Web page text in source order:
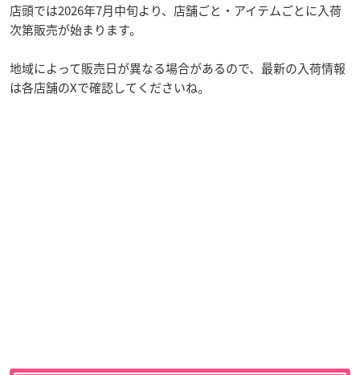
店頭では2026年7月中旬より、店舗ごと・アイテムごとに入荷
次第販売が始まります。
地域によって販売日が異なる場合があるので、最新の入荷情報
は各店舗のXで確認してくださいね。